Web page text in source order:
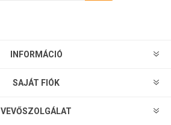
INFORMÁCIÓ
SAJÁT FIÓK
VEVŐSZOLGÁLAT